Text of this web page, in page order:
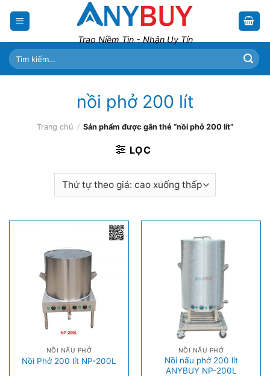
Trao Niềm Tin - Nhận Uy Tín
Tìm
kiếm:
nồi phở 200 lít
Trang chủ / Sản phẩm được gắn thẻ “nồi phở 200 lít”
LỌC
NỒI NẤU PHỞ
Nồi Phở 200 lít NP-200L
NỒI NẤU PHỞ
Nồi nấu phở 200 lít
ANYBUY NP-200L